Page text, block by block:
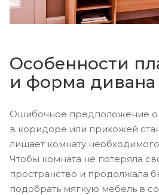
Особенности
и форма дивана
Ошибочное предположение о
в коридоре или прихожей
лишает комнату
Чтобы комната не потеряла
пространство и продолжала
подобрать мягкую мебель в